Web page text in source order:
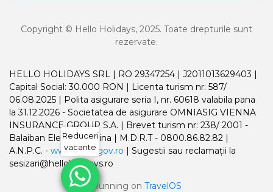
Copyright © Hello Holidays, 2025. Toate drepturile sunt
rezervate.
HELLO HOLIDAYS SRL | RO 29347254 | J2011013629403 |
Capital Social: 30.000 RON | Licenta turism nr: 587/
06.08.2025 | Polita asigurare seria I, nr. 60618 valabila pana
la 31.12.2026 - Societatea de asigurare OMNIASIG VIENNA
INSURANCE GROUP S.A. | Brevet turism nr: 238/ 2001 -
Balaiban Elena Madalina | M.D.R.T - 0800.86.82.82 |
A.N.P.C. - www.anpc.gov.ro | Sugestii sau reclamații la
sesizari@helloholidays.ro
Running on TravelOS
Reduceri
vacante